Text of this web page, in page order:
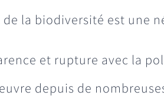
la biodiversité est une
et rupture avec la
depuis de